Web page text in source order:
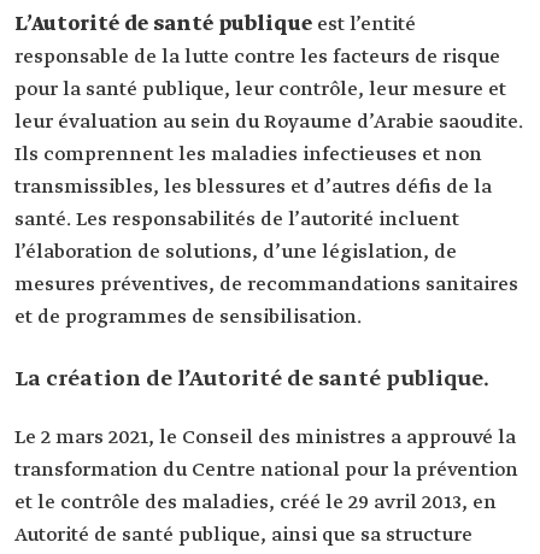
L’Autorité de santé publique est l’entité
responsable de la lutte contre les facteurs de risque
pour la santé publique, leur contrôle, leur mesure et
leur évaluation au sein du Royaume d’Arabie saoudite.
Ils comprennent les maladies infectieuses et non
transmissibles, les blessures et d’autres défis de la
santé. Les responsabilités de l’autorité incluent
l’élaboration de solutions, d’une législation, de
mesures préventives, de recommandations sanitaires
et de programmes de sensibilisation.
La création de l’Autorité de santé publique.
Le 2 mars 2021, le Conseil des ministres a approuvé la
transformation du Centre national pour la prévention
et le contrôle des maladies, créé le 29 avril 2013, en
Autorité de santé publique, ainsi que sa structure